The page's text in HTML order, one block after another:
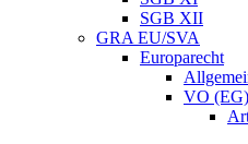
SGB XII
GRA EU/SVA
Europarecht
VO